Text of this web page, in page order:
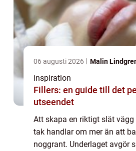
06 augusti 2026 Malin
inspiration
Fillers: en guide till det
utseendet
Att skapa en riktigt slät
tak handlar om mer än att
noggrant. Underlaget avgör